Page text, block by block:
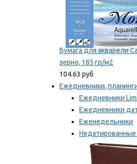
Бумага для акварели
зерно, 185 гр/м2
104.63 руб
Ежедневники,
Ежедневники
Ежедневники
Еженедельники
Планинги
Мы рекомендуем